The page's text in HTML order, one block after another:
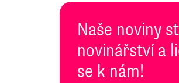
Naše noviny
novinářství a
se k nám!